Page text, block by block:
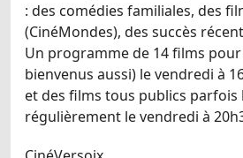
: des comédies familiales, des
(CinéMondes), des succès
Un programme de 14 films
bienvenus aussi) le vendredi à
et des films tous publics parfois
régulièrement le vendredi à